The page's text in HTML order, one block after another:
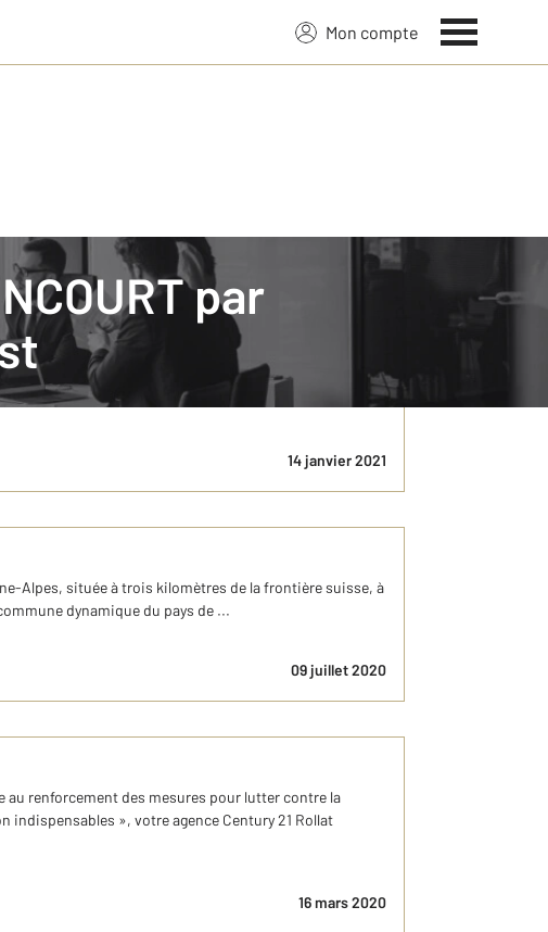
Mon compte
par
du Doubs et voisine de Montbéliard. Votre
lieu de votre prochain investissement
14 janvier 2021
Alpes, située à trois kilomètres de la frontière suisse, à
dynamique du pays de ...
09 juillet 2020
au renforcement des mesures pour lutter contre la
indispensables », votre agence Century 21 Rollat
16 mars 2020